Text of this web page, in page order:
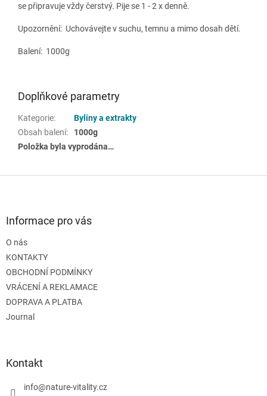
se připravuje vždy čerstvý. Pije se 1 - 2 x denně.
Upozornění: Uchovávejte v suchu, temnu a mimo dosah dětí.
Balení: 1000g
Doplňkové parametry
Kategorie:
Byliny a extrakty
Obsah balení:
1000g
Položka byla vyprodána…
Informace pro vás
O nás
KONTAKTY
OBCHODNÍ PODMÍNKY
VRÁCENÍ A REKLAMACE
DOPRAVA A PLATBA
Journal
Kontakt
info@nature-vitality.cz